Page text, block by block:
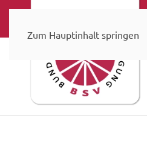
Zum Hauptinhalt springen